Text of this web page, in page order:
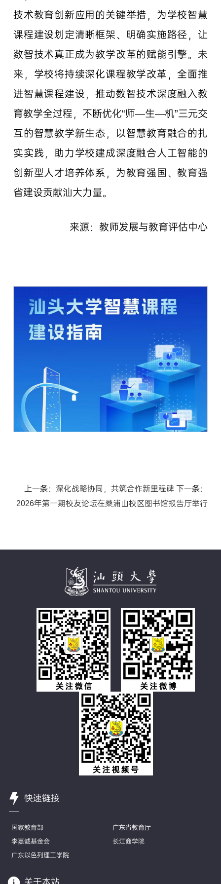
技术教育创新应用的关键举措，为学校智慧
课程建设划定清晰框架、明确实施路径，让
数智技术真正成为教学改革的赋能引擎。未
来，学校将持续深化课程教学改革，全面推
进智慧课程建设，推动数智技术深度融入教
育教学全过程，不断优化“师—生—机”三元交
互的智慧教学新生态，以智慧教育融合的扎
实实践，助力学校建成深度融合人工智能的
创新型人才培养体系，为教育强国、教育强
省建设贡献汕大力量。
来源：教师发展与教育评估中心
上一条： 深化战略协同，共筑合作新里程碑 下一条：
2026年第一期校友论坛在桑浦山校区图书馆报告厅举行
快速链接
国家教育部
广东省教育厅
李嘉诚基金会
长江商学院
广东以色列理工学院